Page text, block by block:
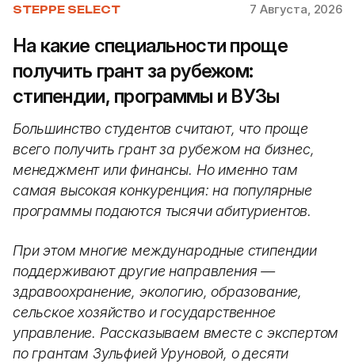
STEPPE SELECT 7 Августа, 2026
На какие специальности проще
получить грант за рубежом:
стипендии, программы и ВУЗы
Большинство студентов считают, что проще
всего получить грант за рубежом на бизнес,
менеджмент или финансы. Но именно там
самая высокая конкуренция: на популярные
программы подаются тысячи абитуриентов.
При этом многие международные стипендии
поддерживают другие направления —
здравоохранение, экологию, образование,
сельское хозяйство и государственное
управление. Рассказываем вместе с экспертом
по грантам Зульфией Уруновой, о десяти